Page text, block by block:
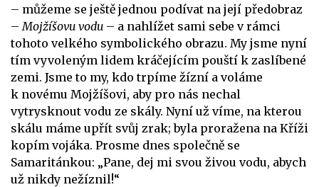
– můžeme se ještě jednou podívat na její předobraz
– Mojžíšovu vodu – a nahlížet sami sebe v rámci
tohoto velkého symbolického obrazu. My jsme nyní
tím vyvoleným lidem kráčejícím pouští k zaslíbené
zemi. Jsme to my, kdo trpíme žízní a voláme
k novému Mojžíšovi, aby pro nás nechal
vytrysknout vodu ze skály. Nyní už víme, na kterou
skálu máme upřít svůj zrak; byla proražena na Kříži
kopím vojáka. Prosme dnes společně se
Samaritánkou: „Pane, dej mi svou živou vodu, abych
už nikdy nežíznil!“